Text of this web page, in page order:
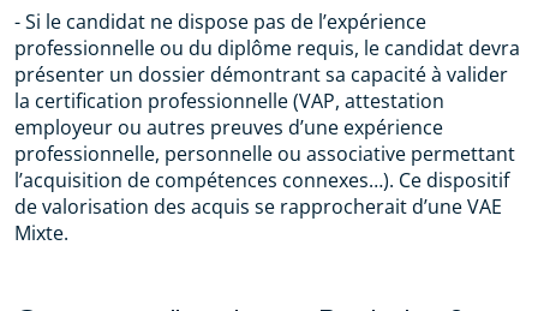
-Si le candidat ne dispose pas de l’expérience
professionnelle ou du diplôme requis, le candidat devra
présenter un dossier démontrant sa capacité à valider
la certification professionnelle (VAP, attestation
employeur ou autres preuves d’une expérience
professionnelle, personnelle ou associative permettant
l’acquisition de compétences connexes…). Ce dispositif
de valorisation des acquis se rapprocherait d’une VAE
Mixte.